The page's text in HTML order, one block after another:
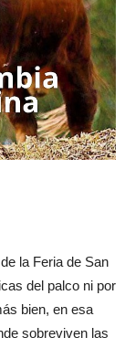
la Feria de San
del palco ni por
bien, en esa
sobreviven las